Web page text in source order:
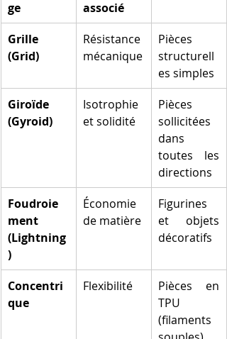
ge
associé
Grille
(Grid)
Résistance
mécanique
Pièces
structurell
es simples
Giroïde
(Gyroid)
Isotrophie
et solidité
Pièces
sollicitées
dans
toutes les
directions
Foudroie
ment
(Lightning
)
Économie
de matière
Figurines
et objets
décoratifs
Concentri
que
Flexibilité
Pièces en
TPU
(filaments